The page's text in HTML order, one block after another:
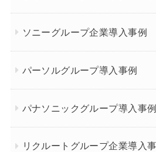
ソニーグループ企業導入事例
パーソルグループ導入事例
パナソニックグループ導入事例
リクルートグループ企業導入